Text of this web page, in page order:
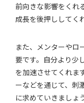
前向きな影響をくれ
成長を後押ししてく
また、メンターやロ
要です。自分より少
を加速させてくれま
ーなどを通じて、刺
に求めていきましょう